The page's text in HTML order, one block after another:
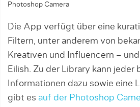
Photoshop Camera
Die App verfügt über eine
Filtern, unter anderem von
Kreativen und Influencern –
Eilish. Zu der Library kann jeder
Informationen dazu sowie eine
gibt es auf der Photoshop